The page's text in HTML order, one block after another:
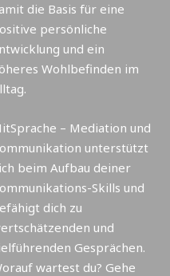
die Basis für eine
persönliche
und ein
Wohlbefinden im
– Mediation und
unterstützt
beim Aufbau deiner
Skills und
dich zu
und
Gesprächen.
wartest du? Gehe